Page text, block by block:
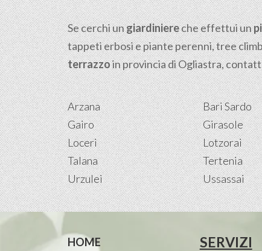
Se cerchi ungiardiniereche effettui un
tappeti erbosi e piante perenni, tree
terrazzoin provincia di Ogliastra,
Arzana Bari Sardo
Gairo
Girasole
Loceri
Lotzorai
Talana
Tertenia
Urzulei
Ussassai
HOME
SERVIZI